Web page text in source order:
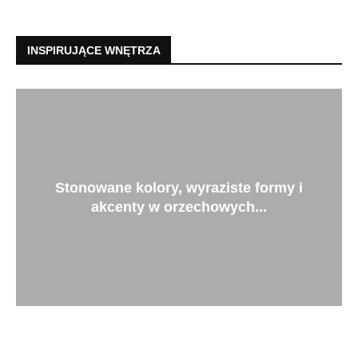
INSPIRUJĄCE WNĘTRZA
Stonowane kolory, wyraziste formy i
akcenty w orzechowych...